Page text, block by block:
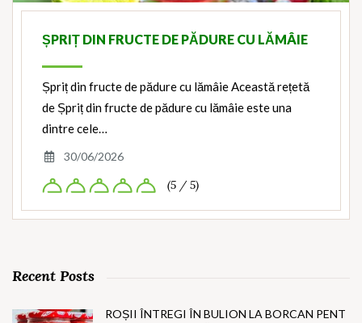
ȘPRIȚ DIN FRUCTE DE PĂDURE CU LĂMÂIE
Șpriț din fructe de pădure cu lămâie Această rețetă
de Șpriț din fructe de pădure cu lămâie este una
dintre cele…
30/06/2026
(5 / 5)
Recent Posts
ROȘII ÎNTREGI ÎN BULION LA BORCAN PENT